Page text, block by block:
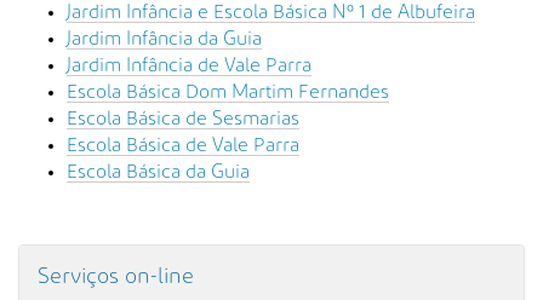
Jardim Infância e Escola Básica Nº 1 de Albufeira
Jardim Infância da Guia
Jardim Infância de Vale Parra
Escola Básica Dom Martim Fernandes
Escola Básica de Sesmarias
Escola Básica de Vale Parra
Escola Básica da Guia
Serviços on-line